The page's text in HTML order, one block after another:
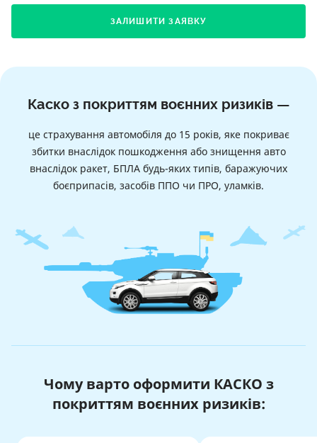
ЗАЛИШИТИ ЗАЯВКУ
Каско з покриттям воєнних ризиків —
це страхування автомобіля до 15 років, яке покриває
збитки внаслідок пошкодження або знищення авто
внаслідок ракет, БПЛА будь-яких типів, баражуючих
боєприпасів, засобів ППО чи ПРО, уламків.
Чому варто оформити КАСКО з
покриттям воєнних ризиків: